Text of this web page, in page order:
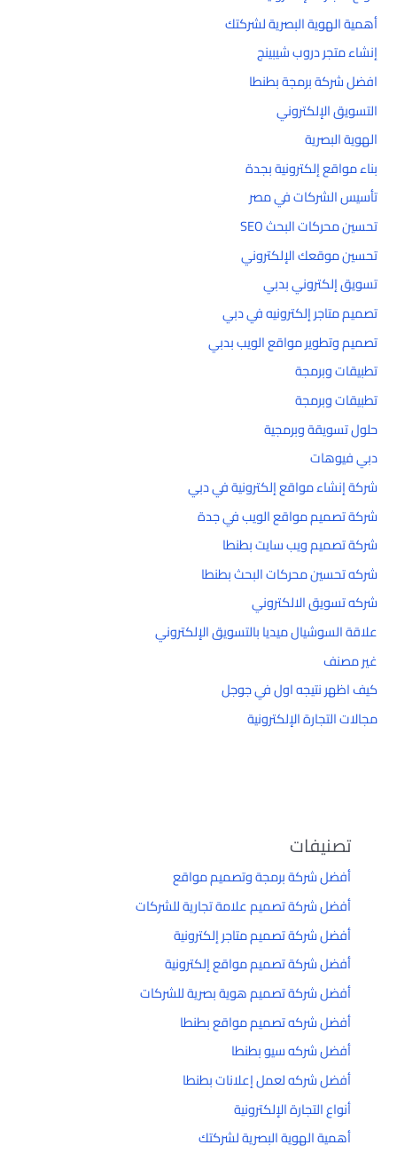
أهمية الهوية البصرية لشركتك
إنشاء متجر دروب شيبينج
افضل شركة برمجة بطنطا
التسويق الإلكتروني
الهوية البصرية
بناء مواقع إلكترونية بجدة
تأسيس الشركات في مصر
تحسين محركات البحث SEO
تحسين موقعك الإلكتروني
تسويق إلكتروني بدبي
تصميم متاجر إلكترونيه في دبي
تصميم وتطوير مواقع الويب بدبي
تطبيقات وبرمجة
تطبيقات وبرمجة
حلول تسويقة وبرمجية
دبي فيوهات
شركة إنشاء مواقع إلكترونية في دبي
شركة تصميم مواقع الويب في جدة
شركة تصميم ويب سايت بطنطا
شركه تحسين محركات البحث بطنطا
شركه تسويق الالكتروني
علاقة السوشيال ميديا بالتسويق الإلكتروني
غير مصنف
كيف اظهر نتيجه اول في جوجل
مجالات التجارة الإلكترونية
تصنيفات
أفضل شركة برمجة وتصميم مواقع
أفضل شركة تصميم علامة تجارية للشركات
أفضل شركة تصميم متاجر إلكترونية
أفضل شركة تصميم مواقع إلكترونية
أفضل شركة تصميم هوية بصرية للشركات
أفضل شركه تصميم مواقع بطنطا
أفضل شركه سيو بطنطا
أفضل شركه لعمل إعلانات بطنطا
أنواع التجارة الإلكترونية
أهمية الهوية البصرية لشركتك